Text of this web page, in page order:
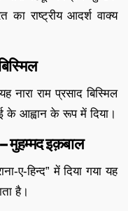
राष्ट्रीय आदर्श वाक्य
नारा राम प्रसाद बिस्मिल
के आह्वान के रूप में दिया।
मुहम्मद इक़बाल
ए-हिन्द” में दिया गया यह
है।